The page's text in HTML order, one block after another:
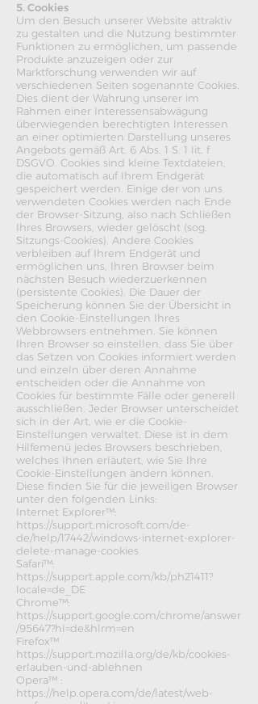
5. Cookies
Um den Besuch unserer Website attraktiv
zu gestalten und die Nutzung bestimmter
Funktionen zu ermöglichen, um passende
Produkte anzuzeigen oder zur
Marktforschung verwenden wir auf
verschiedenen Seiten sogenannte Cookies.
Dies dient der Wahrung unserer im
Rahmen einer Interessensabwägung
überwiegenden berechtigten Interessen
an einer optimierten Darstellung unseres
Angebots gemäß Art. 6 Abs. 1 S. 1 lit. f
DSGVO. Cookies sind kleine Textdateien,
die automatisch auf Ihrem Endgerät
gespeichert werden. Einige der von uns
verwendeten Cookies werden nach Ende
der Browser-Sitzung, also nach Schließen
Ihres Browsers, wieder gelöscht (sog.
Sitzungs-Cookies). Andere Cookies
verbleiben auf Ihrem Endgerät und
ermöglichen uns, Ihren Browser beim
nächsten Besuch wiederzuerkennen
(persistente Cookies). Die Dauer der
Speicherung können Sie der Übersicht in
den Cookie-Einstellungen Ihres
Webbrowsers entnehmen. Sie können
Ihren Browser so einstellen, dass Sie über
das Setzen von Cookies informiert werden
und einzeln über deren Annahme
entscheiden oder die Annahme von
Cookies für bestimmte Fälle oder generell
ausschließen. Jeder Browser unterscheidet
sich in der Art, wie er die Cookie-
Einstellungen verwaltet. Diese ist in dem
Hilfemenü jedes Browsers beschrieben,
welches Ihnen erläutert, wie Sie Ihre
Cookie-Einstellungen ändern können.
Diese finden Sie für die jeweiligen Browser
unter den folgenden Links:
Internet Explorer™:
https://support.microsoft.com/de-
de/help/17442/windows-internet-explorer-
delete-manage-cookies
Safari™:
https://support.apple.com/kb/ph21411?
locale=de_DE
Chrome™:
https://support.google.com/chrome/answer
/95647?hl=de&hlrm=en
Firefox™
https://support.mozilla.org/de/kb/cookies-
erlauben-und-ablehnen
Opera™ :
https://help.opera.com/de/latest/web-